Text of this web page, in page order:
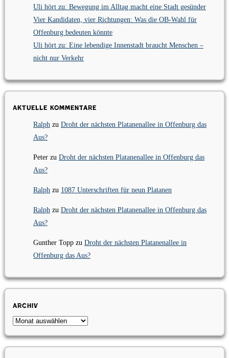
Uli hört zu: Bewegung im Alltag macht eine Stadt gesünder
Vier Kandidaten, vier Richtungen: Was die OB-Wahl für
Offenburg bedeuten könnte
Uli hört zu: Eine lebendige Innenstadt braucht Menschen –
nicht nur Verkehr
Aktuelle Kommentare
Ralph zu Droht der nächsten Platanenallee in Offenburg das
Aus?
Peter zu Droht der nächsten Platanenallee in Offenburg das
Aus?
Ralph zu 1087 Unterschriften für neun Platanen
Ralph zu Droht der nächsten Platanenallee in Offenburg das
Aus?
Gunther Topp zu Droht der nächsten Platanenallee in
Offenburg das Aus?
Archiv
Archiv